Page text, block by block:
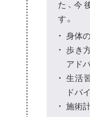
た、今
す。
身体
歩き
アド
生活
ドバ
施術